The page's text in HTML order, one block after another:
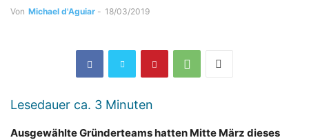
Von Michael d'Aguiar - 18/03/2019
Lesedauer ca. 3 Minuten
Ausgewählte Gründerteams hatten Mitte März dieses